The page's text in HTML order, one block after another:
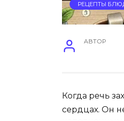
РЕЦЕПТЫ
АВТОР
Когда речь
сердцах. Он